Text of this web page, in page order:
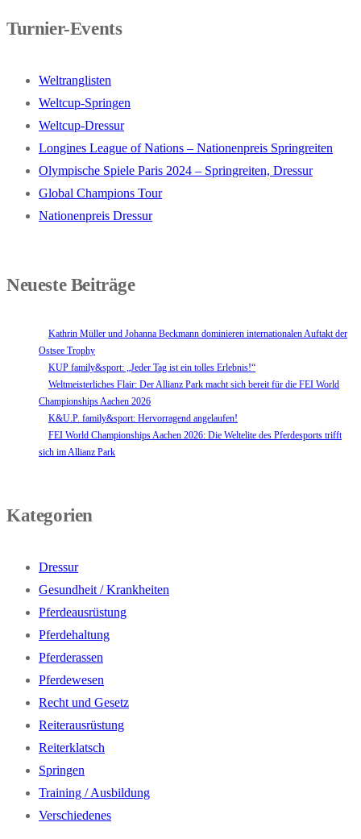
Turnier-Events
Weltranglisten
Weltcup-Springen
Weltcup-Dressur
Longines League of Nations – Nationenpreis Springreiten
Olympische Spiele Paris 2024 – Springreiten, Dressur
Global Champions Tour
Nationenpreis Dressur
Neueste Beiträge
Kathrin Müller und Johanna Beckmann dominieren internationalen Auftakt der
Ostsee Trophy
KUP family&sport: „Jeder Tag ist ein tolles Erlebnis!“
Weltmeisterliches Flair: Der Allianz Park macht sich bereit für die FEI World
Championships Aachen 2026
K&U.P. family&sport: Hervorragend angelaufen!
FEI World Championships Aachen 2026: Die Weltelite des Pferdesports trifft
sich im Allianz Park
Kategorien
Dressur
Gesundheit / Krankheiten
Pferdeausrüstung
Pferdehaltung
Pferderassen
Pferdewesen
Recht und Gesetz
Reiterausrüstung
Reiterklatsch
Springen
Training / Ausbildung
Verschiedenes